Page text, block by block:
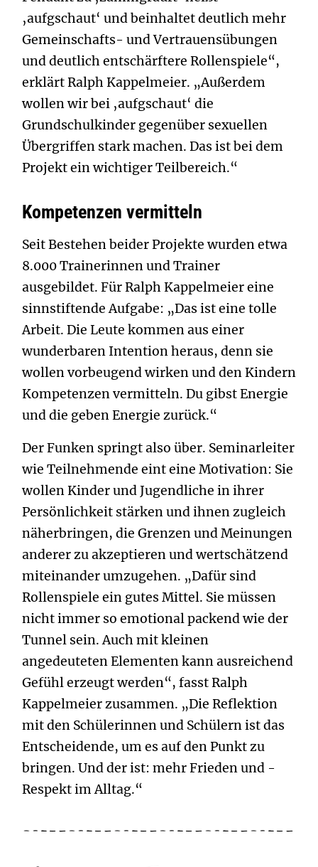
‚aufgschaut‘ und beinhaltet deutlich mehr
Gemeinschafts- und Vertrauensübungen
und deutlich entschärftere Rollenspiele“,
erklärt Ralph Kappelmeier. „Außerdem
wollen wir bei ‚aufgschaut‘ die
Grundschulkinder gegenüber sexuellen
Übergriffen stark machen. Das ist bei dem
Projekt ein wichtiger Teilbereich.“
Kompetenzen vermitteln
Seit Bestehen beider Projekte wurden etwa
8.000 Trainerinnen und Trainer
ausgebildet. Für Ralph Kappelmeier eine
sinnstiftende Aufgabe: „Das ist eine tolle
Arbeit. Die Leute kommen aus einer
wunderbaren Intention heraus, denn sie
wollen vorbeugend wirken und den Kindern
Kompetenzen vermitteln. Du gibst Energie
und die geben Energie zurück.“
Der Funken springt also über. ­Seminarleiter
wie Teilnehmende eint eine Motivation: Sie
wollen Kinder und Jugendliche in ihrer
Persönlichkeit stärken und ihnen zugleich
näherbringen, die Grenzen und Meinungen
anderer zu akzeptieren und wertschätzend
miteinander umzugehen. „Dafür sind
Rollenspiele ein gutes Mittel. Sie müssen
nicht immer so emotional packend wie der
Tunnel sein. Auch mit kleinen
angedeuteten Elementen kann ausreichend
Gefühl erzeugt werden“, fasst Ralph
Kappelmeier zusammen. „Die Reflektion
mit den Schülerinnen und Schülern ist das
Entscheidende, um es auf den Punkt zu
bringen. Und der ist: mehr Frieden und ­
Respekt im Alltag.“